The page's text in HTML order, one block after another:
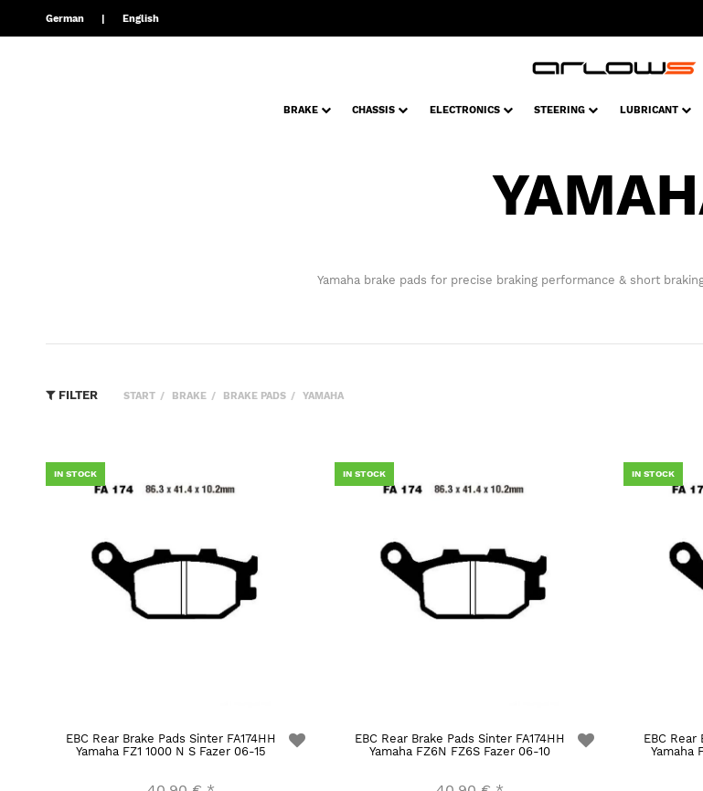
German English
BRAKE CHASSIS ELECTRONICS STEERING LUBRICANT
Yamaha brake pads for precise braking performance & short
FILTER START BRAKE BRAKE PADS YAMAHA
IN STOCK
EBC Rear Brake Pads Sinter FA174HH
Yamaha FZ1 1000 N S Fazer 06-15
IN STOCK
EBC Rear Brake Pads Sinter FA174HH
Yamaha FZ6N FZ6S Fazer 06-10
IN STOCK
EBC Rear
Yamaha